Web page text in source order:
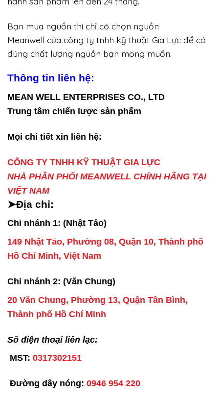
Bạn mua nguồn thì chỉ có chọn nguồn
Meanwell của công ty tnhh kỹ thuật Gia Lực để có
đúng chất lượng nguồn bạn mong muốn.
Thông tin liên hệ:
MEAN WELL ENTERPRISES CO., LTD
Trung tâm chiến lược sản phẩm
Mọi chi tiết xin liên hệ:
CÔNG TY TNHH KỸ THUẬT GIA LỰC
NHÀ PHÂN PHỐI MEANWELL CHÍNH HÃNG TẠI
VIỆT NAM
➤Địa chỉ:
Chi nhánh 1: (Nhật Tảo)
149 Nhật Tảo, Phường 08, Quận 10, Thành phố
Hồ Chí Minh, Việt Nam
Chi nhánh 2: (Văn Chung)
20 Văn Chung, Phường 13, Quận Tân Bình,
Thành phố Hồ Chí Minh
Số điện thoại liên lạc:
MST: 0317302151
Đường dây nóng: 0946 954 220